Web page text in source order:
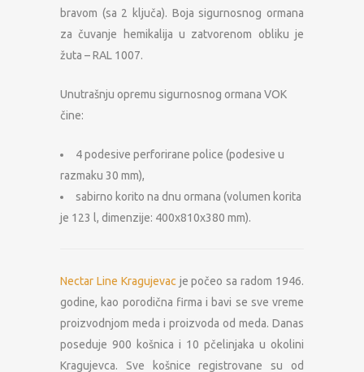
bravom (sa 2 ključa). Boja sigurnosnog ormana
za čuvanje hemikalija u zatvorenom obliku je
žuta – RAL 1007.
Unutrašnju opremu sigurnosnog ormana VOK
čine:
4 podesive perforirane police (podesive u
razmaku 30 mm),
sabirno korito na dnu ormana (volumen korita
je 123 l, dimenzije: 400x810x380 mm).
Nectar Line Kragujevacje počeo sa radom 1946.
godine, kao porodična firma i bavi se sve vreme
proizvodnjom meda i proizvoda od meda. Danas
poseduje 900 košnica i 10 pčelinjaka u okolini
Kragujevca. Sve košnice registrovane su od